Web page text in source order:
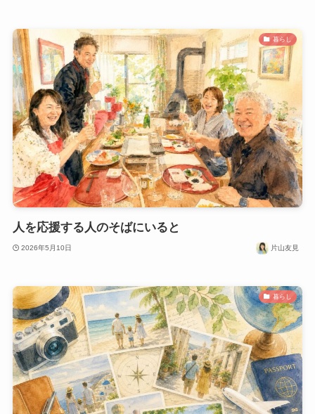
暮らし
人を応援する人のそばにいると
2026年5月10日 片山友見
暮らし